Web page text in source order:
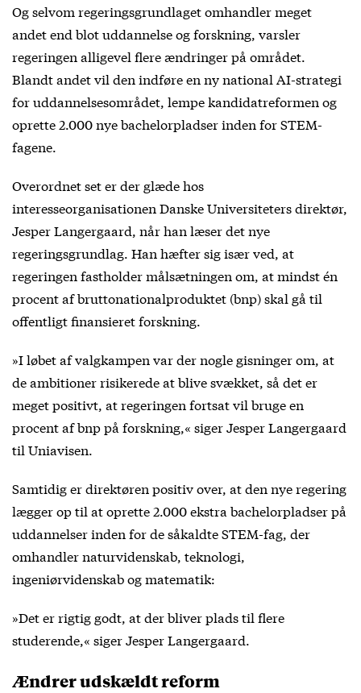
Og selvom regeringsgrundlaget omhandler meget
andet end blot uddannelse og forskning, varsler
regeringen alligevel flere ændringer på området.
Blandt andet vil den indføre en ny national AI-strategi
for uddannelsesområdet, lempe kandidatreformen og
oprette 2.000 nye bachelorpladser inden for STEM-
fagene.
Overordnet set er der glæde hos
interesseorganisationen Danske Universiteters direktør,
Jesper Langergaard, når han læser det nye
regeringsgrundlag. Han hæfter sig især ved, at
regeringen fastholder målsætningen om, at mindst én
procent af bruttonationalproduktet (bnp) skal gå til
offentligt finansieret forskning.
»I løbet af valgkampen var der nogle gisninger om, at
de ambitioner risikerede at blive svækket, så det er
meget positivt, at regeringen fortsat vil bruge en
procent af bnp på forskning,« siger Jesper Langergaard
til Uniavisen.
Samtidig er direktøren positiv over, at den nye regering
lægger op til at oprette 2.000 ekstra bachelorpladser på
uddannelser inden for de såkaldte STEM-fag, der
omhandler naturvidenskab, teknologi,
ingeniørvidenskab og matematik:
»Det er rigtig godt, at der bliver plads til flere
studerende,« siger Jesper Langergaard.
Ændrer udskældt reform